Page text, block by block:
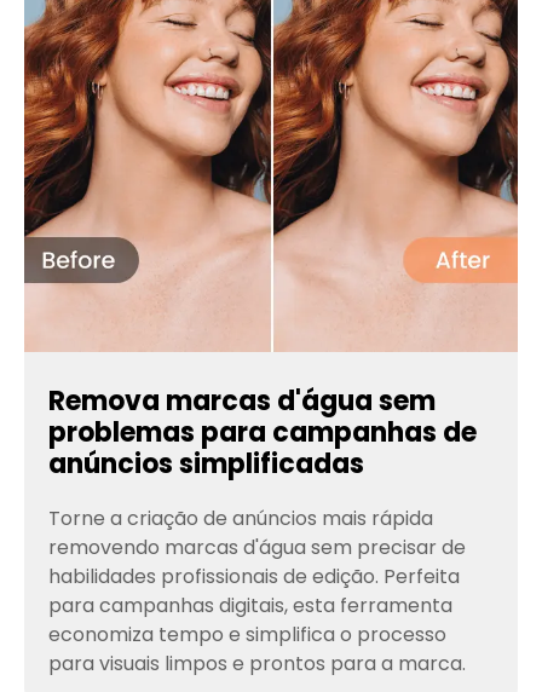
Remova marcas d'água sem
problemas para campanhas de
anúncios simplificadas
Torne a criação de anúncios mais rápida
removendo marcas d'água sem precisar de
habilidades profissionais de edição. Perfeita
para campanhas digitais, esta ferramenta
economiza tempo e simplifica o processo
para visuais limpos e prontos para a marca.